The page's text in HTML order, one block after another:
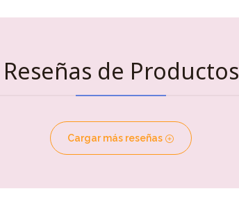
Reseñas de Productos
Cargar más reseñas